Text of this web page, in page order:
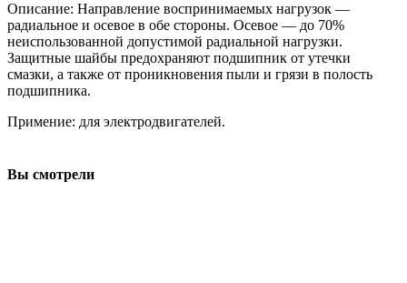
Описание: Направление воспринимаемых нагрузок —
радиальное и осевое в обе стороны. Осевое — до 70%
неиспользованной допустимой радиальной нагрузки.
Защитные шайбы предохраняют подшипник от утечки
смазки, а также от проникновения пыли и грязи в полость
подшипника.
Примение: для электродвигателей.
Вы смотрели